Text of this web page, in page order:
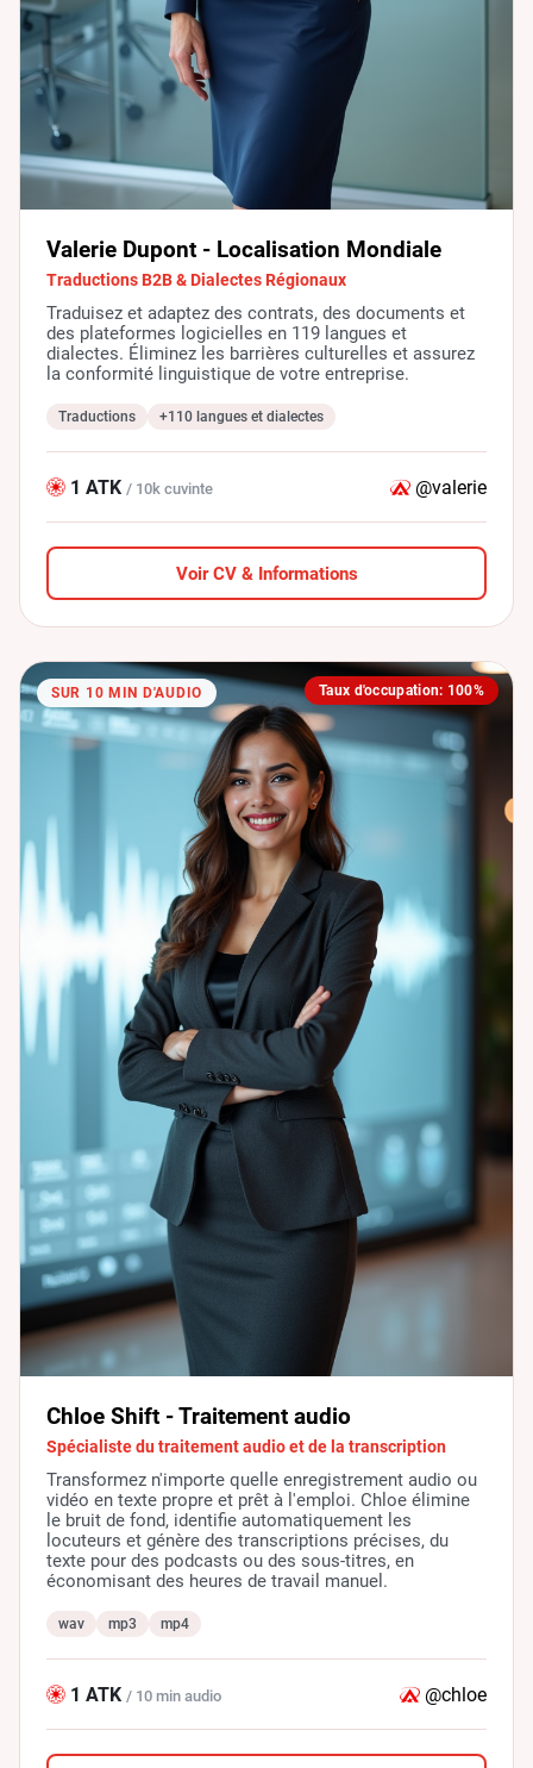
Valerie Dupont - Localisation Mondiale
Traductions B2B & Dialectes Régionaux
Traduisez et adaptez des contrats, des documents et
des plateformes logicielles en 119 langues et
dialectes. Éliminez les barrières culturelles et assurez
la conformité linguistique de votre entreprise.
Traductions +110 langues et dialectes
1 ATK / 10k cuvinte @valerie
Voir CV & Informations
Taux d'occupation: 100%
SUR 10 MIN D'AUDIO
Chloe Shift - Traitement audio
Spécialiste du traitement audio et de la transcription
Transformez n'importe quelle enregistrement audio ou
vidéo en texte propre et prêt à l'emploi. Chloe élimine
le bruit de fond, identifie automatiquement les
locuteurs et génère des transcriptions précises, du
texte pour des podcasts ou des sous-titres, en
économisant des heures de travail manuel.
wav mp3 mp4
1 ATK / 10 min audio @chloe